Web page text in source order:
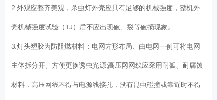
2.外观应整齐美观，杀虫灯外壳应具有足够的机械强度，整机外
壳机械强度试验（1J）后不应出现破、裂等破损现象。
3.灯头塑胶为防阻燃材料；电网方形布局、由电网一侧可将电网
主体拆分开、方便更换诱虫光源;高压网网线应采用耐弧、耐腐蚀
材料，高压网线不得与电源线接孔，没有昆虫碰撞或靠近时不得